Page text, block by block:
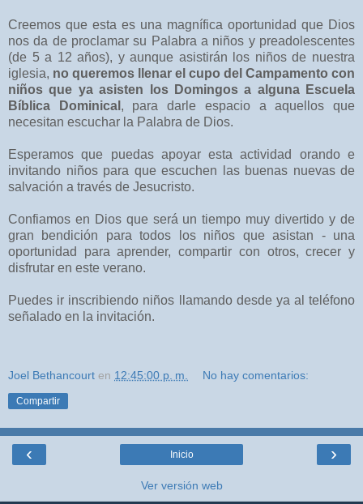
Creemos que esta es una magnífica oportunidad que Dios
nos da de proclamar su Palabra a niños y preadolescentes
(de 5 a 12 años), y aunque asistirán los niños de nuestra
iglesia, no queremos llenar el cupo del Campamento con
niños que ya asisten los Domingos a alguna Escuela
Bíblica Dominical , para darle espacio a aquellos que
necesitan escuchar la Palabra de Dios.
Esperamos que puedas apoyar esta actividad orando e
invitando niños para que escuchen las buenas nuevas de
salvación a través de Jesucristo.
Confiamos en Dios que será un tiempo muy divertido y de
gran bendición para todos los niños que asistan - una
oportunidad para aprender, compartir con otros, crecer y
disfrutar en este verano.
Puedes ir inscribiendo niños llamando desde ya al teléfono
señalado en la invitación.
Joel Bethancourt en 12:45:00 p. m. No hay comentarios:
Compartir
‹ ›
Inicio
Ver versión web